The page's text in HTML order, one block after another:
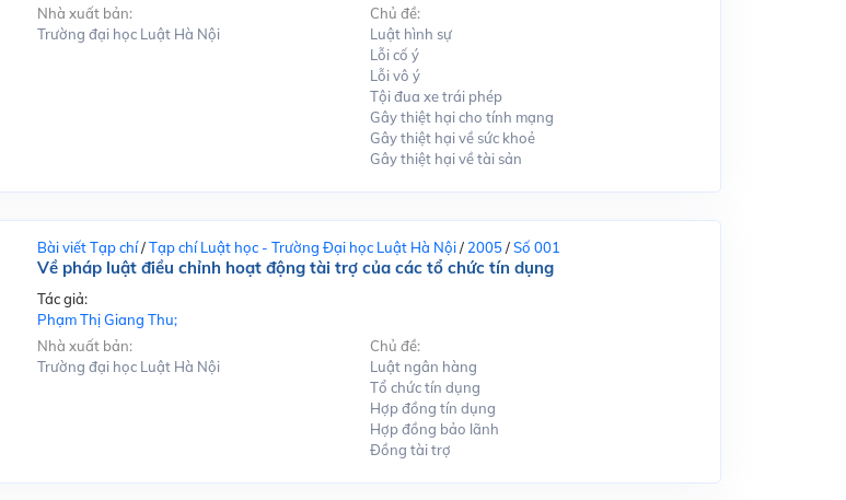
Nhà xuất bản:
Trường đại học Luật Hà Nội
Chủ đề:
Luật hình sự
Lỗi cố ý
Lỗi vô ý
Tội đua xe trái phép
Gây thiệt hại cho tính mạng
Gây thiệt hại về sức khoẻ
Gây thiệt hại về tài sản
Bài viết Tạp chí/Tạp chí Luật học - Trường Đại học Luật Hà Nội/ 2005/Số 001
Về pháp luật điều chỉnh hoạt động tài trợ của các tổ chức tín dụng
Tác giả:
Phạm Thị Giang Thu;
Nhà xuất bản:
Trường đại học Luật Hà Nội
Chủ đề:
Luật ngân hàng
Tổ chức tín dụng
Hợp đồng tín dụng
Hợp đồng bảo lãnh
Đồng tài trợ